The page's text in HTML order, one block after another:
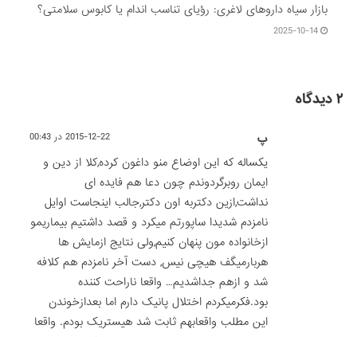
بازار سیاه داروهای لاغری: رؤیای تناسب اندام یا کابوس سلامتی؟
2025-10-14
۲ دیدگاه
پ 2015-12-22 در 00:43
یکساله که این اوضاع منو داغون کرده,کلا از دین و
ایمان روبرگردوندم چون دعا هم فایده ای
نداشت,ازین دکتربه اون دکتر,جالب اینجاست اوایل
نامزدم شدیدا ساپورتم میکرد و قصد داشتیم بیماریمو
ازخانواده مون پنهان کنیم,ولی نتایج ازمایش ها
هربارمیگف هیچی نیس, دست آخر نامزدم هم کلافه
شد و ازهم جداشدیم… واقعا ناراحت کننده
بود.فکرمیکردم اختلال پانیک دارم اما بعدازخوندن
این مطلب واقعابهم ثابت شد هیستریک بودم. واقعا